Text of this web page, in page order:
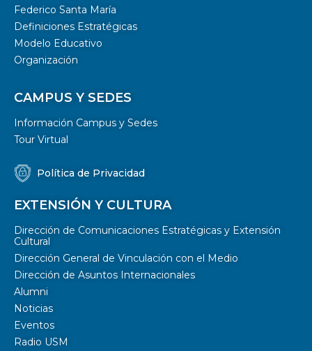
Federico Santa María
Definiciones Estratégicas
Modelo Educativo
Organización
CAMPUS Y SEDES
Información Campus y Sedes
Tour Virtual
Política de Privacidad
EXTENSIÓN Y CULTURA
Dirección de Comunicaciones Estratégicas y Extensión
Cultural
Dirección General de Vinculación con el Medio
Dirección de Asuntos Internacionales
Alumni
Noticias
Eventos
Radio USM